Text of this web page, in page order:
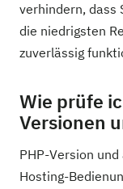
verhindern, dass
die niedrigsten
zuverlässig
Wie prüfe
Versionen
PHP-Version
Hosting-